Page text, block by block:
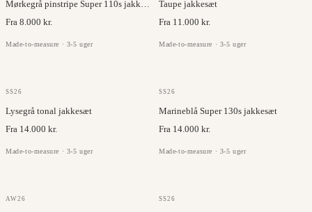
Mørkegrå pinstripe Super 110s jakkesæt
Fra 8.000 kr.
Made-to-measure · 3-5 uger
Taupe jakkesæt
Fra 11.000 kr.
Made-to-measure · 3-5 uger
SS26
Lysegrå tonal jakkesæt
Fra 14.000 kr.
Made-to-measure · 3-5 uger
SS26
Marineblå Super 130s jakkesæt
Fra 14.000 kr.
Made-to-measure · 3-5 uger
DRAGO
AW26 SS26